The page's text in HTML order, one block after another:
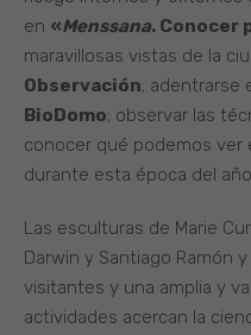
en «Menssana. Conocer
maravillosas vistas de la
Observación; adentrarse
BioDomo; observar las
conocer qué podemos ver
durante esta época del
Las esculturas de Marie
Darwin y Santiago Ramón
visitantes y una amplia y
actividades acercan la